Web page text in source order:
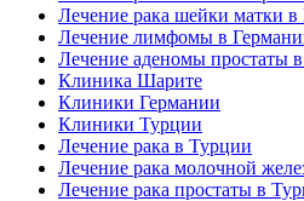
Лечение рака шейки матки в
Лечение лимфомы в
Лечение аденомы простаты
Клиника Шарите
Клиники Германии
Клиники Турции
Лечение рака в Турции
Лечение рака молочной
Лечение рака простаты в